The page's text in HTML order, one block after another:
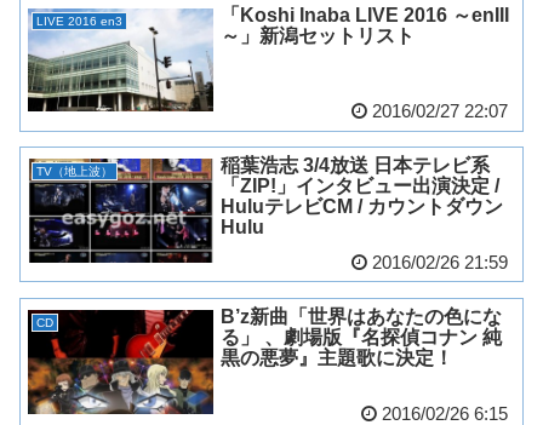
LIVE 2016 en3
「Koshi Inaba LIVE 2016 ～enIII
～」新潟セットリスト
2016/02/27 22:07
TV（地上波）
稲葉浩志 3/4放送 日本テレビ系
「ZIP!」インタビュー出演決定 /
HuluテレビCM / カウントダウン
Hulu
2016/02/26 21:59
CD
B’z新曲「世界はあなたの色にな
る」 、劇場版『名探偵コナン 純
黒の悪夢』主題歌に決定！
2016/02/26 6:15